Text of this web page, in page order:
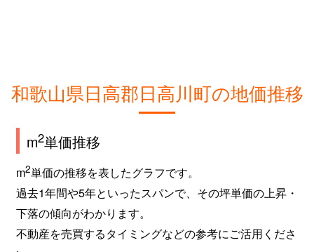
和歌山県日高郡日高川町の地価推移
m2単価推移
m2単価の推移を表したグラフです。
過去1年間や5年といったスパンで、その坪単価の上昇・
下落の傾向がわかります。
不動産を売買するタイミングなどの参考にご活用くださ